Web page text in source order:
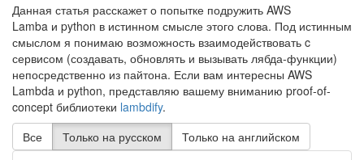
Данная статья расскажет о попытке подружить AWS
Lamba и python в истинном смысле этого слова. Под истинным
смыслом я понимаю возможность взаимодействовать c
сервисом (создавать, обновлять и вызывать лябда-функции)
непосредственно из пайтона. Если вам интересны AWS
Lambda и python, представляю вашему вниманию proof-of-
concept библиотеки lambdify.
Все
Только на русском Только на английском